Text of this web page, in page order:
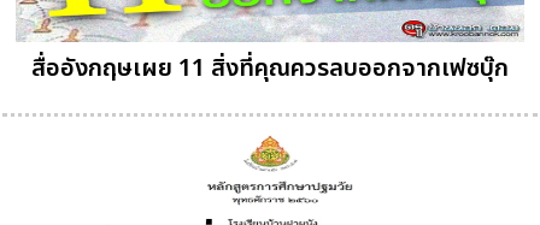
สื่ออังกฤษเผย 11 สิ่งที่คุณควรลบออกจากเฟซบุ๊ก